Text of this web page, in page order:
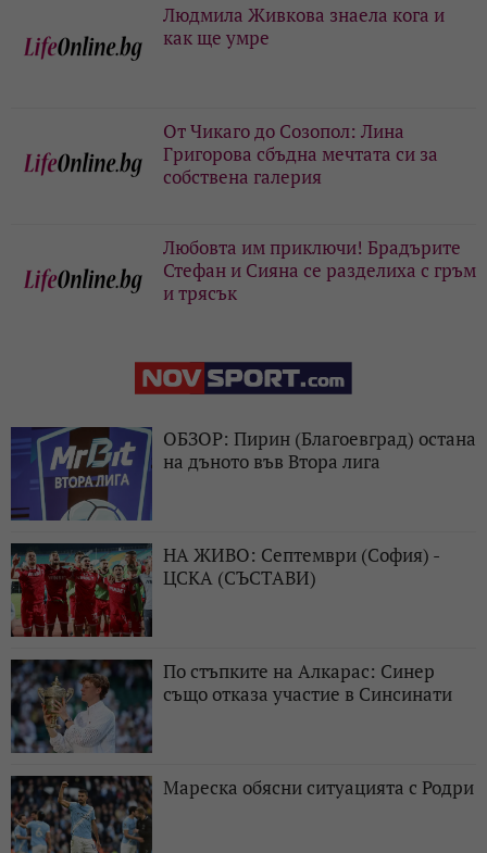
Людмила Живкова знаела кога и
как ще умре
От Чикаго до Созопол: Лина
Григорова сбъдна мечтата си за
собствена галерия
Любовта им приключи! Брадърите
Стефан и Сияна се разделиха с гръм
и трясък
ОБЗОР: Пирин (Благоевград) остана
на дъното във Втора лига
НА ЖИВО: Септември (София) -
ЦСКА (СЪСТАВИ)
По стъпките на Алкарас: Синер
също отказа участие в Синсинати
Мареска обясни ситуацията с Родри